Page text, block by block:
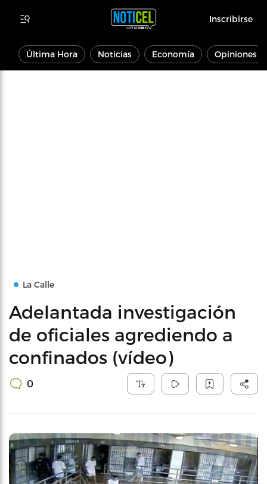
Inscribirse
Última Hora Noticias Economía Opiniones
La Calle
Adelantada investigación
de oficiales agrediendo a
confinados (vídeo)
0